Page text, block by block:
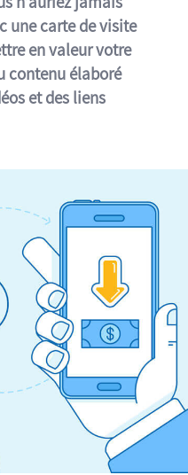
une carte de visite
en valeur votre
contenu élaboré
et des liens